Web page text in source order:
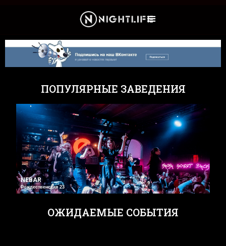
ПОПУЛЯРНЫЕ ЗАВЕДЕНИЯ
NEBAR
Рождественская 23
ОЖИДАЕМЫЕ СОБЫТИЯ